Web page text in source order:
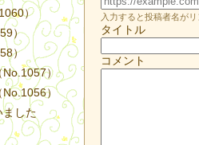
入力すると投稿者名が
タイトル
コメント
）
）
）
No.1057）
No.1056）
した